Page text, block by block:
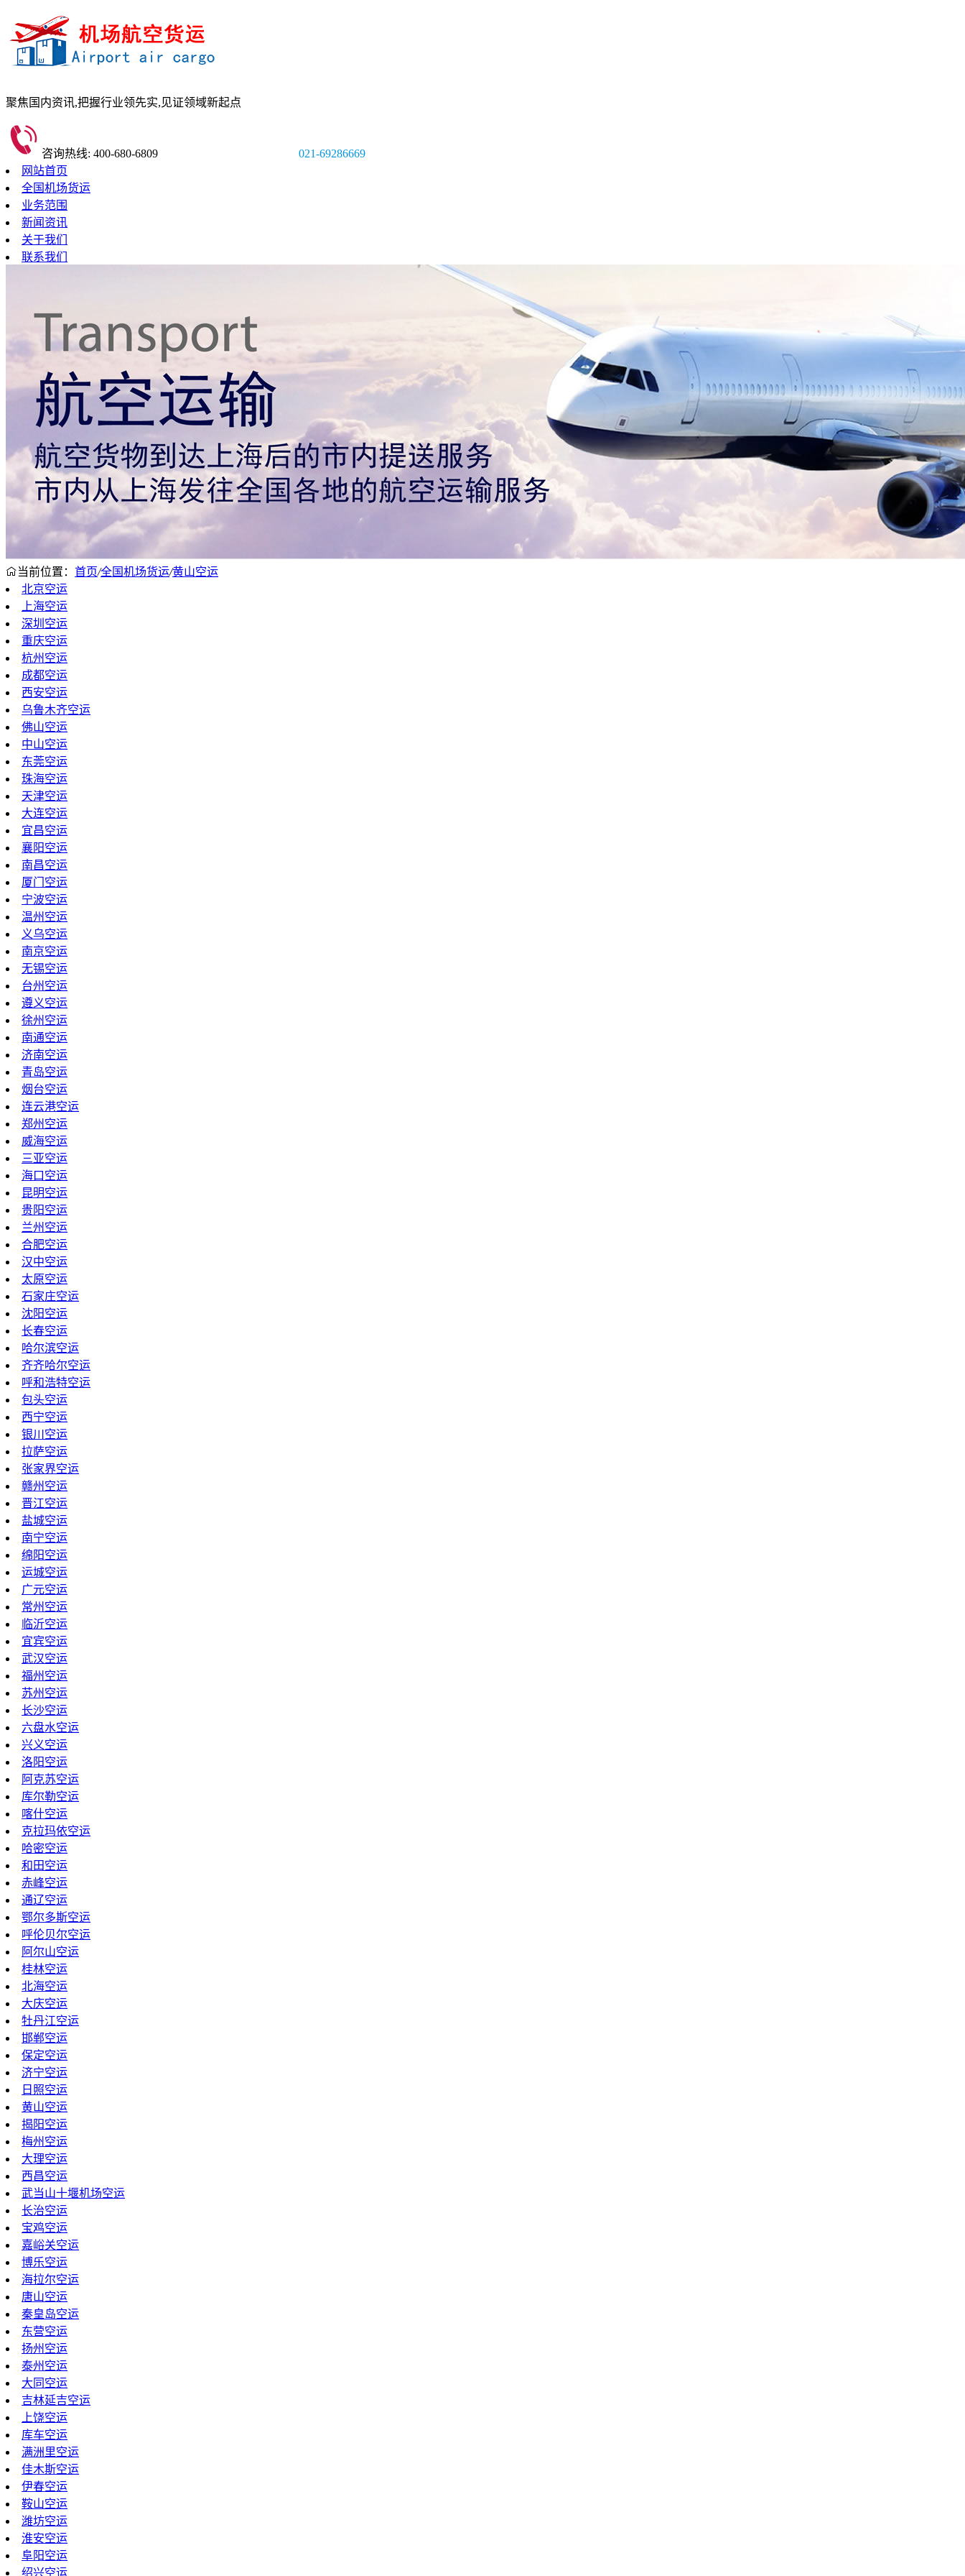
聚焦国内资讯,把握行业领先实,见证领域新起点
咨询热线: 400-680-6809
021-69286669
网站首页
全国机场货运
业务范围
新闻资讯
关于我们
联系我们
当前位置： 首页/全国机场货运/黄山空运
北京空运
上海空运
深圳空运
重庆空运
杭州空运
成都空运
西安空运
乌鲁木齐空运
佛山空运
中山空运
东莞空运
珠海空运
天津空运
大连空运
宜昌空运
襄阳空运
南昌空运
厦门空运
宁波空运
温州空运
义乌空运
南京空运
无锡空运
台州空运
遵义空运
徐州空运
南通空运
济南空运
青岛空运
烟台空运
连云港空运
郑州空运
威海空运
三亚空运
海口空运
昆明空运
贵阳空运
兰州空运
合肥空运
汉中空运
太原空运
石家庄空运
沈阳空运
长春空运
哈尔滨空运
齐齐哈尔空运
呼和浩特空运
包头空运
西宁空运
银川空运
拉萨空运
张家界空运
赣州空运
晋江空运
盐城空运
南宁空运
绵阳空运
运城空运
广元空运
常州空运
临沂空运
宜宾空运
武汉空运
福州空运
苏州空运
长沙空运
六盘水空运
兴义空运
洛阳空运
阿克苏空运
库尔勒空运
喀什空运
克拉玛依空运
哈密空运
和田空运
赤峰空运
通辽空运
鄂尔多斯空运
呼伦贝尔空运
阿尔山空运
桂林空运
北海空运
大庆空运
牡丹江空运
邯郸空运
保定空运
济宁空运
日照空运
黄山空运
揭阳空运
梅州空运
大理空运
西昌空运
武当山十堰机场空运
长治空运
宝鸡空运
嘉峪关空运
博乐空运
海拉尔空运
唐山空运
秦皇岛空运
东营空运
扬州空运
泰州空运
大同空运
吉林延吉空运
上饶空运
库车空运
满洲里空运
佳木斯空运
伊春空运
鞍山空运
潍坊空运
淮安空运
阜阳空运
绍兴空运